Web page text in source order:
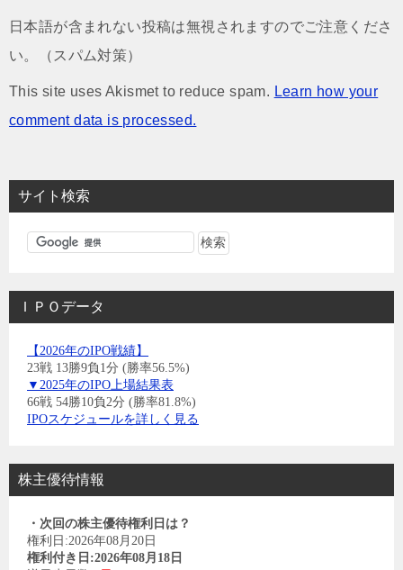
日本語が含まれない投稿は無視されますのでご注意くださ
い。（スパム対策）
This site uses Akismet to reduce spam. Learn how your
comment data is processed.
サイト検索
ＩＰＯデータ
【2026年のIPO戦績】
23戦 13勝9負1分 (勝率56.5%)
▼2025年のIPO上場結果表
66戦 54勝10負2分 (勝率81.8%)
IPOスケジュールを詳しく見る
株主優待情報
・次回の株主優待権利日は？
権利日:2026年08月20日
権利付き日:2026年08月18日